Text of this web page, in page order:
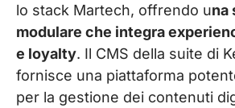
lo stack Martech, offrendo una
modulare che integra
e loyalty. Il CMS della suite di
fornisce una piattaforma
per la gestione dei contenuti